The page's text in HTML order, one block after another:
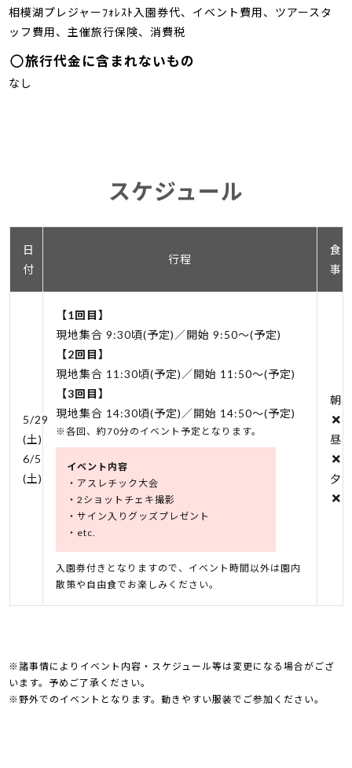
相模湖プレジャーﾌｫﾚｽﾄ入園券代、イベント費用、ツアースタ
ッフ費用、主催旅行保険、消費税
旅行代金に含まれないもの
なし
スケジュール
日
付
行程
食
事
5/29
(土)
6/5
(土)
【1回目】
現地集合 9:30頃(予定)／開始 9:50～(予定)
【2回目】
現地集合 11:30頃(予定)／開始 11:50～(予定)
【3回目】
現地集合 14:30頃(予定)／開始 14:50～(予定)
※各回、約70分のイベント予定となります。
イベント内容
アスレチック大会
2ショットチェキ撮影
サイン入りグッズプレゼント
etc.
入園券付きとなりますので、イベント時間以外は園内
散策や自由食でお楽しみください。
朝
昼
夕
※諸事情によりイベント内容・スケジュール等は変更になる場合がござ
います。予めご了承ください。
※野外でのイベントとなります。動きやすい服装でご参加ください。